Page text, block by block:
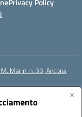
Privacy Policy
Marini n. 33, Ancona